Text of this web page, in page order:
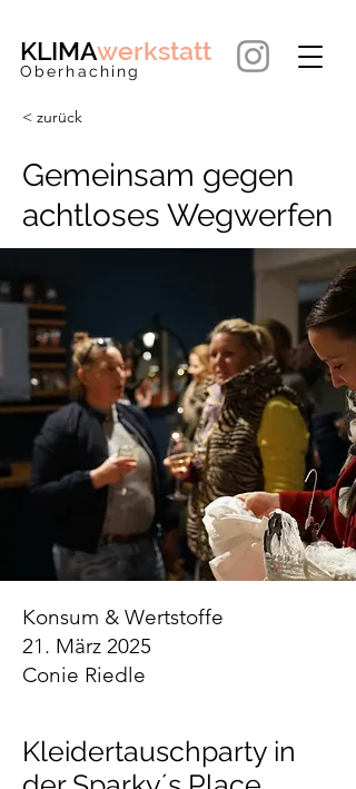
KLIMAwerkstatt
Oberhaching
< zurück
Gemeinsam gegen
achtloses Wegwerfen
Konsum & Wertstoffe
21. März 2025
Conie Riedle
Kleidertauschparty in